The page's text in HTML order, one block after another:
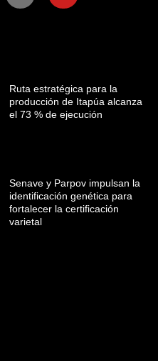
Ruta estratégica para la
producción de Itapúa alcanza
el 73 % de ejecución
Senave y Parpov impulsan la
identificación genética para
fortalecer la certificación
varietal